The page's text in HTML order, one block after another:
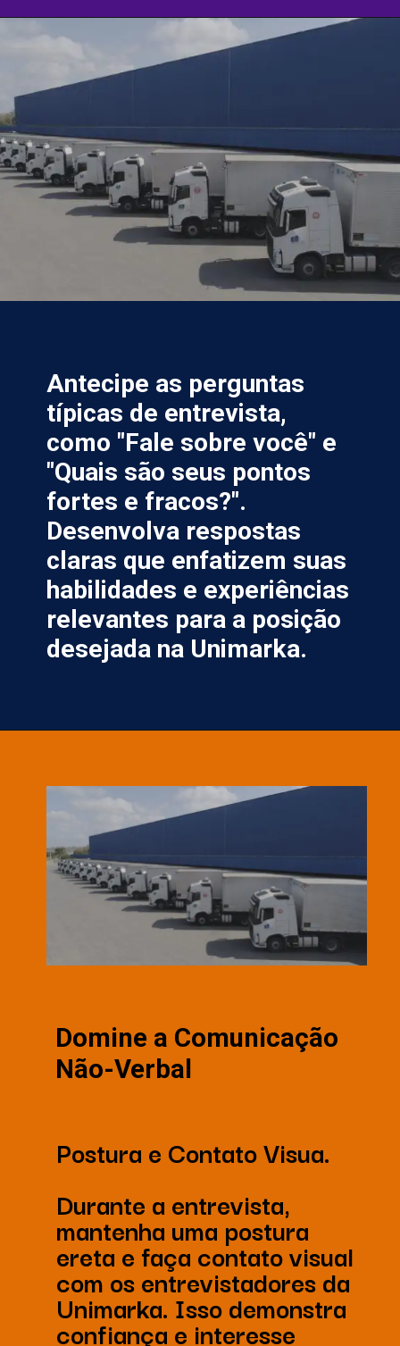
Antecipe as perguntas
típicas de entrevista,
como "Fale sobre você" e
"Quais são seus pontos
fortes e fracos?".
Desenvolva respostas
claras que enfatizem suas
habilidades e experiências
relevantes para a posição
desejada na Unimarka.
Postura e Contato Visua.
Durante a entrevista,
mantenha uma postura
ereta e faça contato visual
com os entrevistadores da
Unimarka. Isso demonstra
confiança e interesse
Domine a Comunicação
Não-Verbal